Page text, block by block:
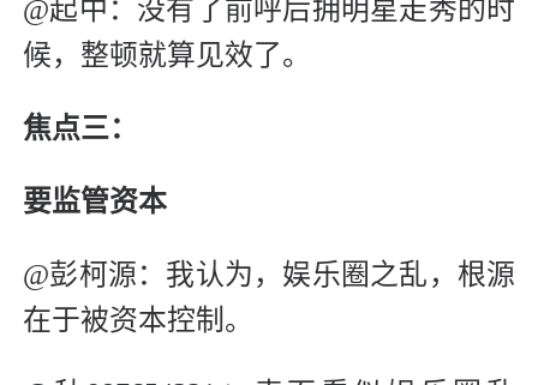
@起中：没有了前呼后拥明星走秀的时
候，整顿就算见效了。
焦点三：
要监管资本
@彭柯源：我认为，娱乐圈之乱，根源
在于被资本控制。